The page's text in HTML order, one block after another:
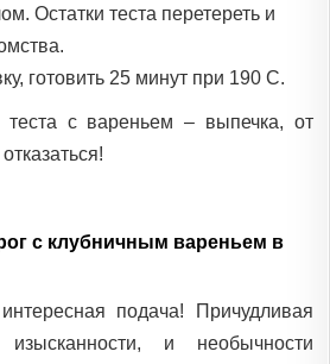
Остатки теста перетереть и
готовить 25 минут при 190 С.
теста с вареньем – выпечка, от
с клубничным вареньем в
подача! Причудливая
и необычности